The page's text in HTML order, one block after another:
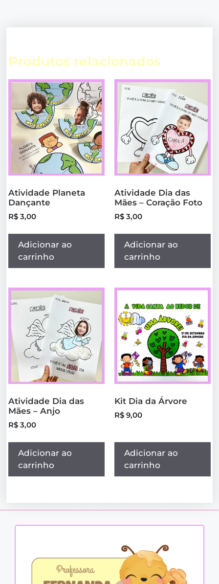
Produtos relacionados
Atividade Planeta
Dançante
R$ 3,00
Adicionar ao
carrinho
Atividade Dia das
Mães – Coração Foto
R$ 3,00
Adicionar ao
carrinho
Atividade Dia das
Mães – Anjo
R$ 3,00
Adicionar ao
carrinho
Kit Dia da Árvore
R$ 9,00
Adicionar ao
carrinho